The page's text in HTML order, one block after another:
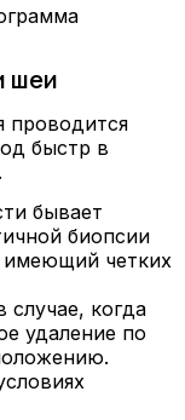
шеи
проводится
быстр в
бывает
биопсии
имеющий четких
случае, когда
удаление по